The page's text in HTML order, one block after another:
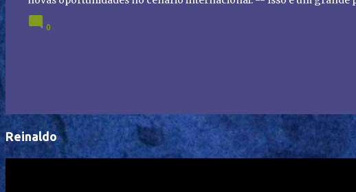
global!
0
Reinaldo